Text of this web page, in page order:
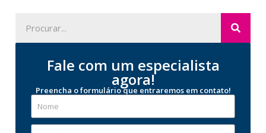
Fale com um especialista
agora!
Preencha o formulário que entraremos em contato!